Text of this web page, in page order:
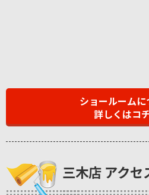
ショールームに
詳しくはコ
三木店 アクセ